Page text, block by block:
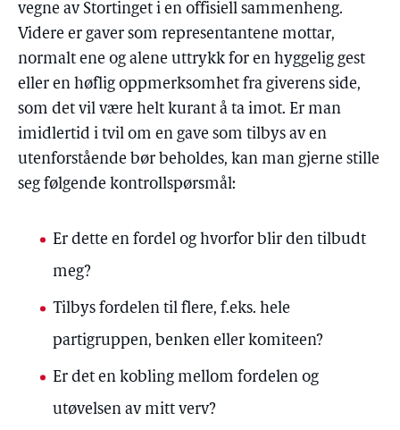
vegne av Stortinget i en offisiell sammenheng.
Videre er gaver som representantene mottar,
normalt ene og alene uttrykk for en hyggelig gest
eller en høflig oppmerksomhet fra giverens side,
som det vil være helt kurant å ta imot. Er man
imidlertid i tvil om en gave som tilbys av en
utenforstående bør beholdes, kan man gjerne stille
seg følgende kontrollspørsmål:
Er dette en fordel og hvorfor blir den tilbudt
meg?
Tilbys fordelen til flere, f.eks. hele
partigruppen, benken eller komiteen?
Er det en kobling mellom fordelen og
utøvelsen av mitt verv?